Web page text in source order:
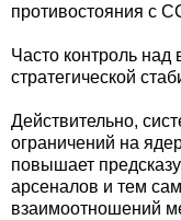
противостояния с
Часто контроль
стратегической
Действительно,
ограничений на
повышает
арсеналов и тем
взаимоотношений